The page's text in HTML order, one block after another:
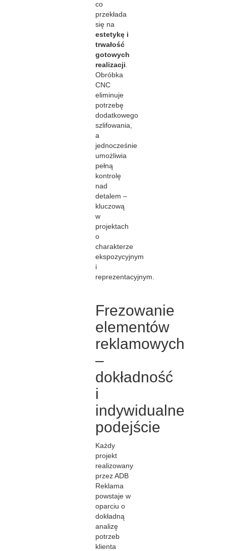
co
przekłada
się na
estetykę i
trwałość
gotowych
realizacji
Obróbka
CNC
eliminuje
potrzebę
dodatkowego
szlifowania,
a
jednocześnie
umożliwia
pełną
kontrolę
nad
detalem –
kluczową
w
projektach
o
charakterze
ekspozycyjnym
i
reprezentacyjnym.
Frezowanie
elementów
reklamowych
–
dokładność
i
indywidualne
podejście
Każdy
projekt
realizowany
przez ADB
Reklama
powstaje w
oparciu o
dokładną
analizę
potrzeb
klienta